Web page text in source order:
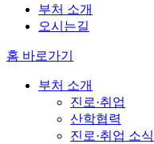
부처 소개
오시는길
홈 바로가기
부처 소개
진로·취업
산학협력
진로·취업 소식